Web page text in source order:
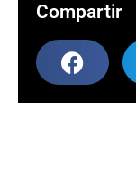
Compartir